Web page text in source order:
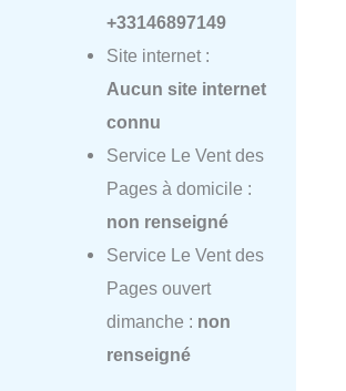
+33146897149
Site internet :
Aucun site internet
connu
Service Le Vent des
Pages à domicile :
non renseigné
Service Le Vent des
Pages ouvert
dimanche : non
renseigné